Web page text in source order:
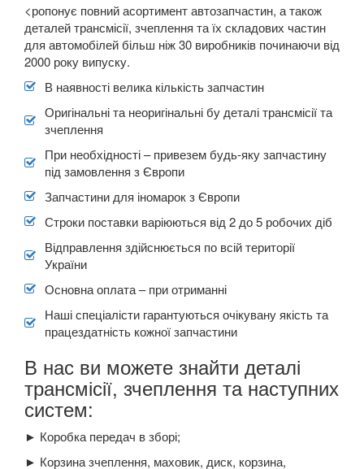
<ропонує повний асортимент автозапчастин, а також
деталей трансмісії, зчеплення та їх складових частин
для автомобілей більш ніж 30 виробників починаючи від
2000 року випуску.
В наявності велика кількість запчастин
Оригінальні та неоригінальні бу деталі трансмісії та
зчеплення
При необхідності – привезем будь-яку запчастину
під замовлення з Європи
Запчастини для іномарок з Європи
Строки поставки варіюються від 2 до 5 робочих діб
Відправлення здійснюється по всій території
України
Основна оплата – при отриманні
Наші спеціалісти гарантуються очікувану якість та
працездатність кожної запчастини
В нас ви можете знайти деталі
трансмісії, зчеплення та наступних
систем:
► Коробка передач в зборі;
► Корзина зчеплення, маховик, диск, корзина,